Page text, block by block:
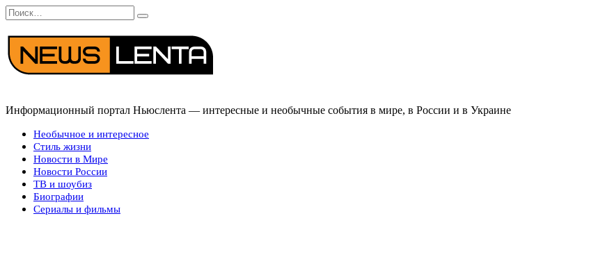
Перейти
к
содержанию
Search
for:
Информационный портал Ньюслента — интересные и необычные события в мире, в России и в Украине
Необычное и интересное
Стиль жизни
Новости в Мире
Новости России
ТВ и шоубиз
Биографии
Сериалы и фильмы